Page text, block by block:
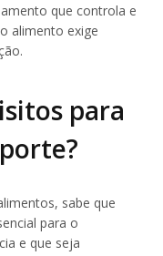
que controla e
alimento exige
para
sabe que
para o
e que seja